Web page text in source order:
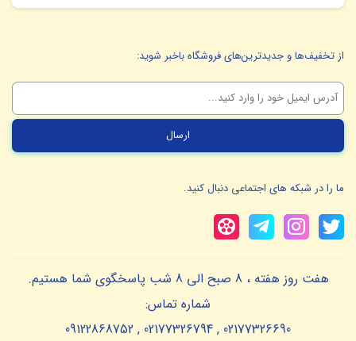
از تخفیف‌ها و جدیدترین‌های فروشگاه باخبر شوید:
ما را در شبکه های اجتماعی دنبال کنید.
هفت روز هفته ، 8 صبح الی 8 شب پاسخگوی شما هستیم.
شماره تماس:
02177326690 , 02177326794 , 09122868752